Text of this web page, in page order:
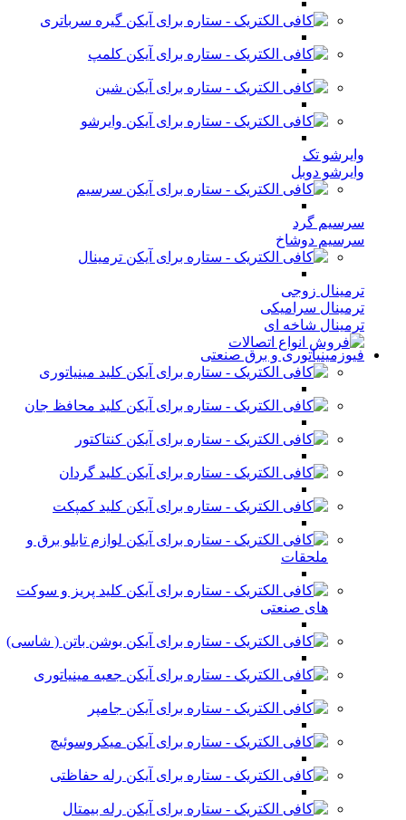
گیره سرباتری
کلمپ
شین
وایرشو
وایرشو تک
وایرشو دوبل
سرسیم
سرسیم گرد
سرسیم دوشاخ
ترمینال
ترمینال زوجی
ترمینال سرامیکی
ترمینال شاخه ای
فیوزمینیاتوری و برق صنعتی
کلید مینیاتوری
کلید محافظ جان
کنتاکتور
کلید گردان
کلید کمپکت
لوازم تابلو برق و
ملحقات
کلید پریز و سوکت
های صنعتی
بوشن باتن ( شاسی)
جعبه مینیاتوری
جامپر
میکروسوئیچ
رله حفاظتی
رله بیمتال